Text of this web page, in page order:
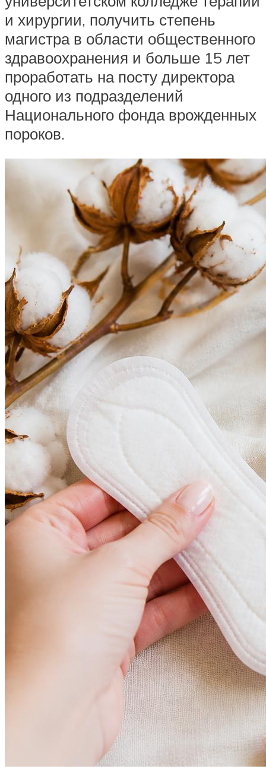
и хирургии, получить степень
магистра в области общественного
здравоохранения и больше 15 лет
проработать на посту директора
одного из подразделений
Национального фонда врожденных
пороков.